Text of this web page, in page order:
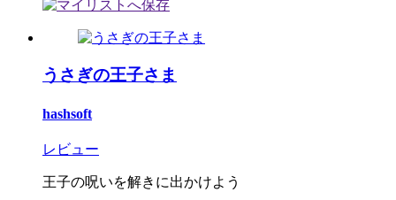
うさぎの王子さま
hashsoft
レビュー
王子の呪いを解きに出かけよう